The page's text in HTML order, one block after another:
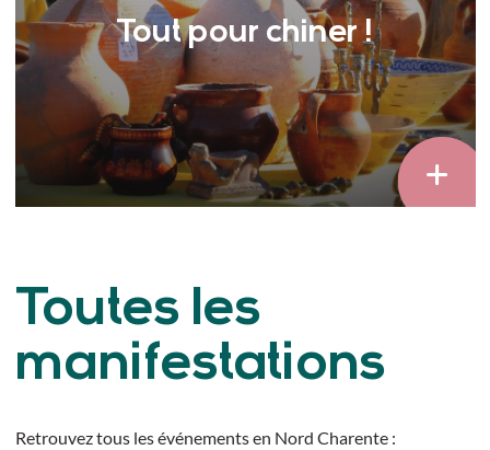
Tout pour chiner !
Toutes les
manifestations
Retrouvez tous les événements en Nord Charente :